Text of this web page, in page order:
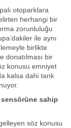
otoparklara
herhangi bir
zorunluluğu
ile aynı
birlikte
donatılması bir
konusu emniyet
kalsa dahi tank
sensörüne sahip
söz konusu